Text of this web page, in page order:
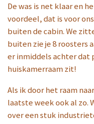
De was is net klaar en
voordeel, dat is voor
buiten de cabin. We
buiten zie je 8 roosters
er inmiddels achter dat
huiskamerraam zit!
Als ik door het raam
laatste week ook al zo.
over een stuk